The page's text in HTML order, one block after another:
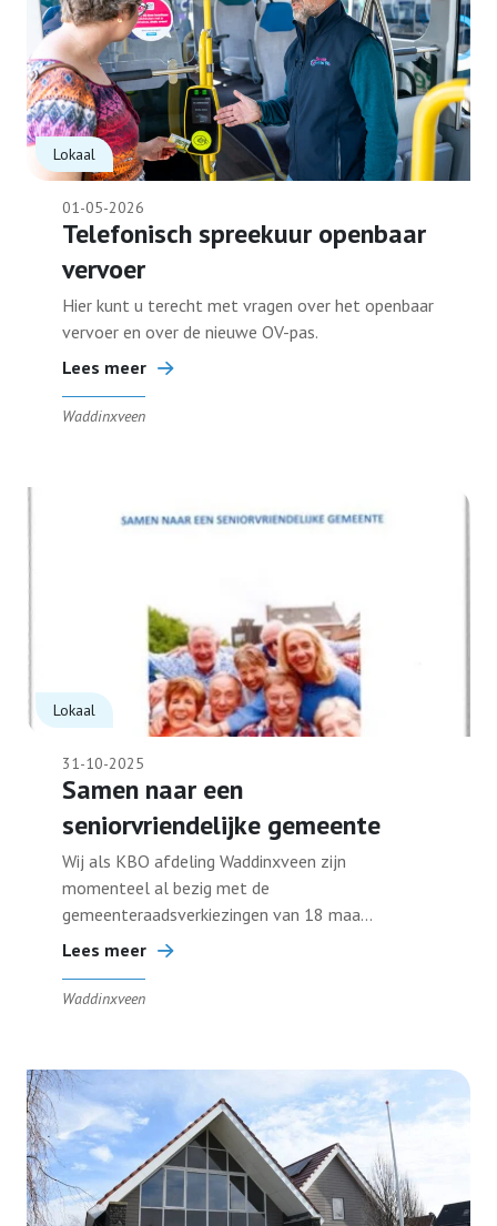
Lokaal
01-05-2026
Telefonisch spreekuur openbaar
vervoer
Hier kunt u terecht met vragen over het openbaar
vervoer en over de nieuwe OV-pas.
Lees meer
Waddinxveen
Lokaal
31-10-2025
Samen naar een
seniorvriendelijke gemeente
Wij als KBO afdeling Waddinxveen zijn
momenteel al bezig met de
gemeenteraadsverkiezingen van 18 maa...
Lees meer
Waddinxveen